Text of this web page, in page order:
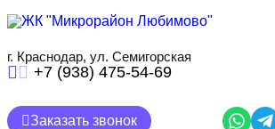
содержанию
г. Краснодар, ул. Семигорская
+7 (938) 475-54-69
Заказать звонок